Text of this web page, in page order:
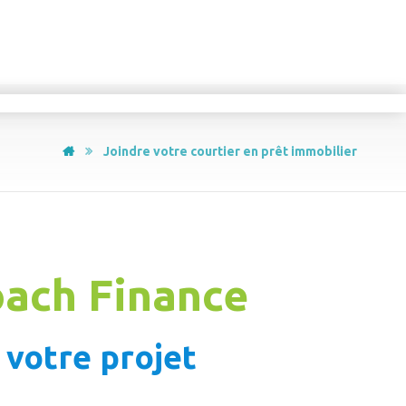
Joindre votre courtier en prêt immobilier
Finance
votre projet